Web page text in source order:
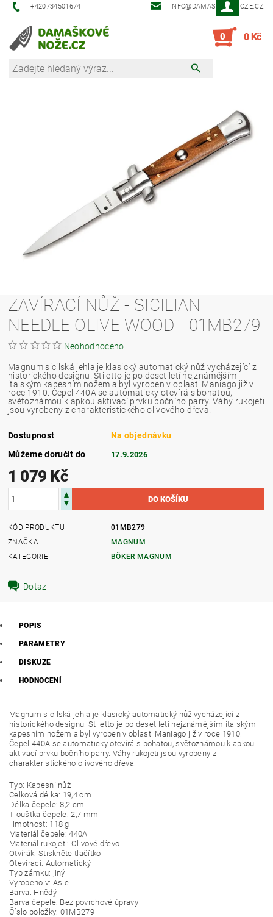
+420734501674 INFO@DAMASKOVE-NOZE.CZ
0 0 Kč
ZAVÍRACÍ NŮŽ - SICILIAN
NEEDLE OLIVE WOOD - 01MB279
Neohodnoceno
Magnum sicilská jehla je klasický automatický nůž vycházející z
historického designu. Stiletto je po desetiletí nejznámějším
italským kapesním nožem a byl vyroben v oblasti Maniago již v
roce 1910. Čepel 440A se automaticky otevírá s bohatou,
světoznámou klapkou aktivací prvku bočního parry. Váhy rukojeti
jsou vyrobeny z charakteristického olivového dřeva.
Dostupnost
Na objednávku
Můžeme doručit do
17.9.2026
1 079 Kč
KÓD PRODUKTU
01MB279
ZNAČKA
MAGNUM
KATEGORIE
BÖKER MAGNUM
Dotaz
POPIS
PARAMETRY
DISKUZE
HODNOCENÍ
Magnum sicilská jehla je klasický automatický nůž vycházející z
historického designu. Stiletto je po desetiletí nejznámějším italským
kapesním nožem a byl vyroben v oblasti Maniago již v roce 1910.
Čepel 440A se automaticky otevírá s bohatou, světoznámou klapkou
aktivací prvku bočního parry. Váhy rukojeti jsou vyrobeny z
charakteristického olivového dřeva.
Typ: Kapesní nůž
Celková délka: 19,4 cm
Délka čepele: 8,2 cm
Tloušťka čepele: 2,7 mm
Hmotnost: 118 g
Materiál čepele: 440A
Materiál rukojeti: Olivové dřevo
Otvírák: Stiskněte tlačítko
Otevírací: Automatický
Typ zámku: jiný
Vyrobeno v: Asie
Barva: Hnědý
Barva čepele: Bez povrchové úpravy
Číslo položky: 01MB279